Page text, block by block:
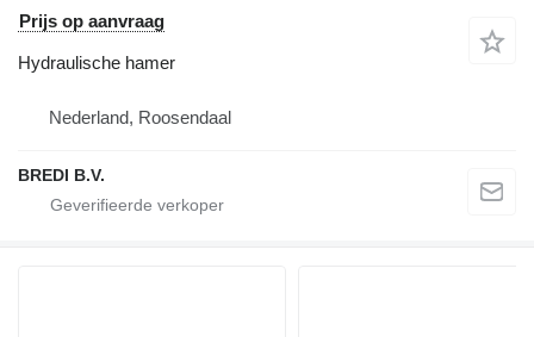
Prijs op aanvraag
Hydraulische hamer
Nederland, Roosendaal
BREDI B.V.